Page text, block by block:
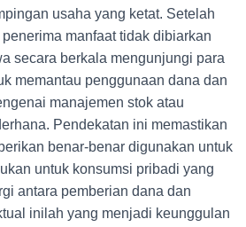
usaha yang ketat. Setelah
manfaat tidak dibiarkan
secara berkala mengunjungi para
memantau penggunaan dana dan
manajemen stok atau
Pendekatan ini memastikan
benar-benar digunakan untuk
untuk konsumsi pribadi yang
antara pemberian dana dan
inilah yang menjadi keunggulan